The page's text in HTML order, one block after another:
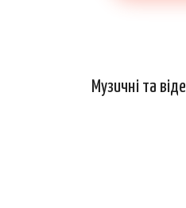
Музичні та